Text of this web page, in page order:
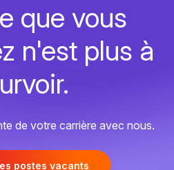
que vous
n'est plus à
de votre carrière avec nous.
postes vacants